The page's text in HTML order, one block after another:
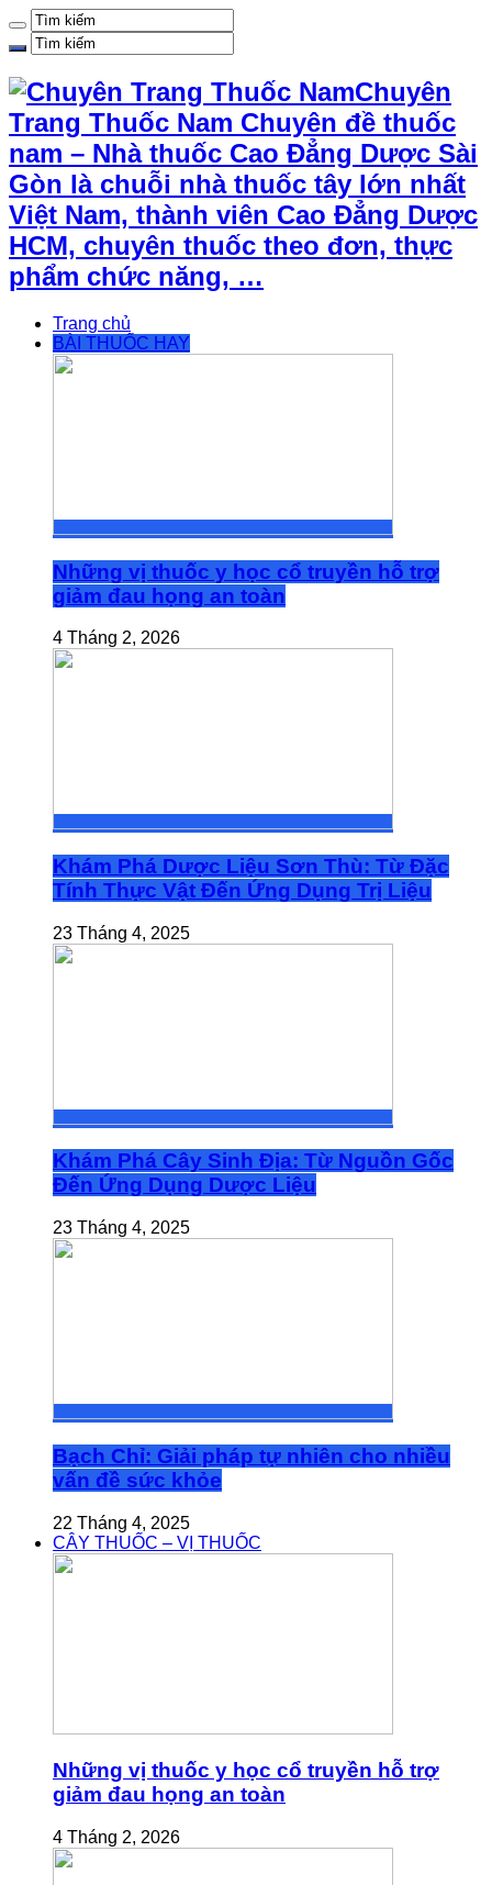
Chuyên
Trang Thuốc Nam Chuyên đề thuốc
nam – Nhà thuốc Cao Đẳng Dược Sài
Gòn là chuỗi nhà thuốc tây lớn nhất
Việt Nam, thành viên Cao Đẳng Dược
HCM, chuyên thuốc theo đơn, thực
phẩm chức năng, …
Trang chủ
BÀI THUỐC HAY
Những vị thuốc y học cổ truyền hỗ trợ
giảm đau họng an toàn
4 Tháng 2, 2026
Khám Phá Dược Liệu Sơn Thù: Từ Đặc
Tính Thực Vật Đến Ứng Dụng Trị Liệu
23 Tháng 4, 2025
Khám Phá Cây Sinh Địa: Từ Nguồn Gốc
Đến Ứng Dụng Dược Liệu
23 Tháng 4, 2025
Bạch Chỉ: Giải pháp tự nhiên cho nhiều
vấn đề sức khỏe
22 Tháng 4, 2025
CÂY THUỐC – VỊ THUỐC
Những vị thuốc y học cổ truyền hỗ trợ
giảm đau họng an toàn
4 Tháng 2, 2026